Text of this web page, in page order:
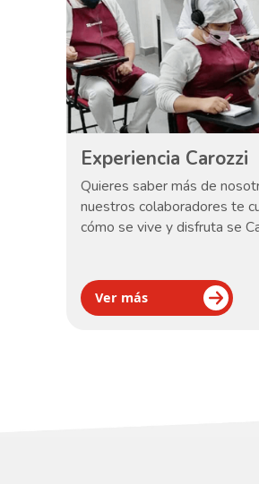
Experiencia Carozzi
Quieres saber más de
nuestros colaboradores te
cómo se vive y disfruta se
Ver más